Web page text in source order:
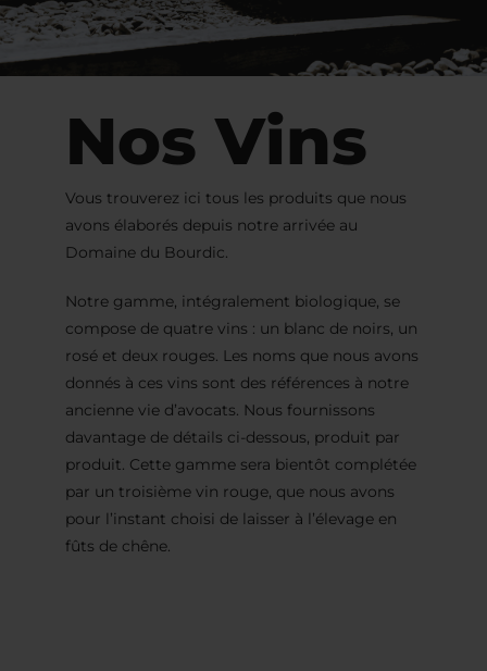
Nos Vins
Vous trouverez ici tous les produits que nous
avons élaborés depuis notre arrivée au
Domaine du Bourdic.
Notre gamme, intégralement biologique, se
compose de quatre vins : un blanc de noirs, un
rosé et deux rouges. Les noms que nous avons
donnés à ces vins sont des références à notre
ancienne vie d’avocats. Nous fournissons
davantage de détails ci-dessous, produit par
produit. Cette gamme sera bientôt complétée
par un troisième vin rouge, que nous avons
pour l’instant choisi de laisser à l’élevage en
fûts de chêne.